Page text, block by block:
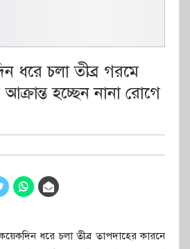
ধরে চলা তীব্র গরমে
হচ্ছেন নানা রোগে
ধরে চলা তীব্র তাপদাহের কারনে